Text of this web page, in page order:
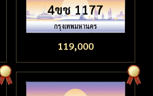
4ขช 1177
119,000